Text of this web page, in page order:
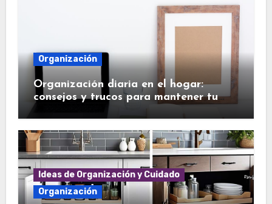
Organización
Organización diaria en el hogar:
consejos y trucos para mantener tu
casa en orden
Ideas de Organización y Cuidado
Organización